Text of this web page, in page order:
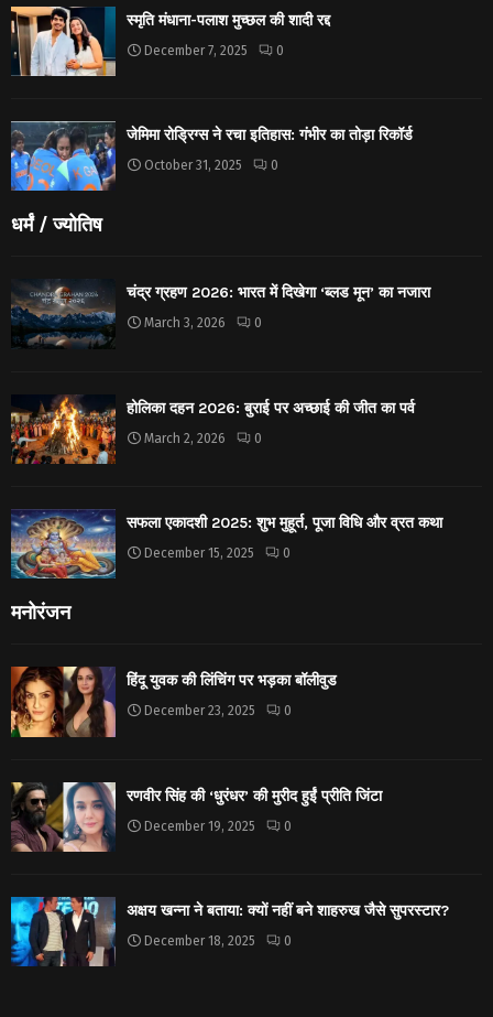
स्मृति मंधाना-पलाश मुच्छल की शादी रद्द
December 7, 2025 0
जेमिमा रोड्रिग्स ने रचा इतिहास: गंभीर का तोड़ा रिकॉर्ड
October 31, 2025 0
धर्मं / ज्योतिष
चंद्र ग्रहण 2026: भारत में दिखेगा ‘ब्लड मून’ का नजारा
March 3, 2026 0
होलिका दहन 2026: बुराई पर अच्छाई की जीत का पर्व
March 2, 2026 0
सफला एकादशी 2025: शुभ मुहूर्त, पूजा विधि और व्रत कथा
December 15, 2025 0
मनोरंजन
हिंदू युवक की लिंचिंग पर भड़का बॉलीवुड
December 23, 2025 0
रणवीर सिंह की ‘धुरंधर’ की मुरीद हुईं प्रीति जिंटा
December 19, 2025 0
अक्षय खन्ना ने बताया: क्यों नहीं बने शाहरुख जैसे सुपरस्टार?
December 18, 2025 0